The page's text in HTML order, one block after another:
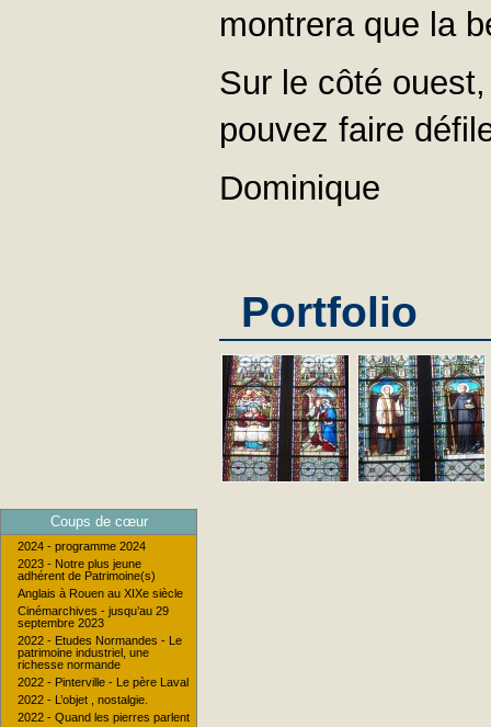
montrera que la
Sur le côté
pouvez faire
Dominique
Portfolio
Coups de cœur
2024 - programme 2024
2023 - Notre plus jeune
adhérent de Patrimoine(s)
Anglais à Rouen au XIXe siècle
Cinémarchives - jusqu’au 29
septembre 2023
2022 - Etudes Normandes - Le
patrimoine industriel, une
richesse normande
2022 - Pinterville - Le père Laval
2022 - L’objet , nostalgie.
2022 - Quand les pierres parlent